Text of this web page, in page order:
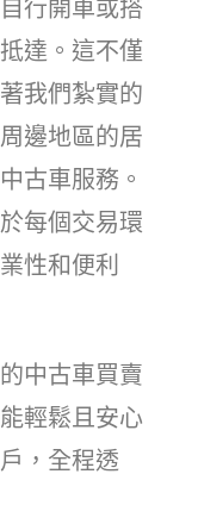
行開車或搭
達。這不僅
我們紮實的
邊地區的居
古車服務。
每個交易環
性和便利
中古車買賣
輕鬆且安心
，全程透